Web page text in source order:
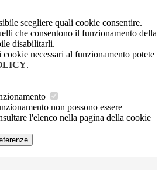
scegliere quali cookie consentire.
che consentono il funzionamento della
disabilitarli.
necessari al funzionamento potete
.
non possono essere
l'elenco nella pagina della cookie